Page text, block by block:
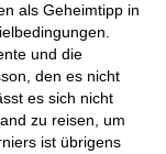
als Geheimtipp in
und die
den es nicht
es sich nicht
zu reisen, um
ist übrigens